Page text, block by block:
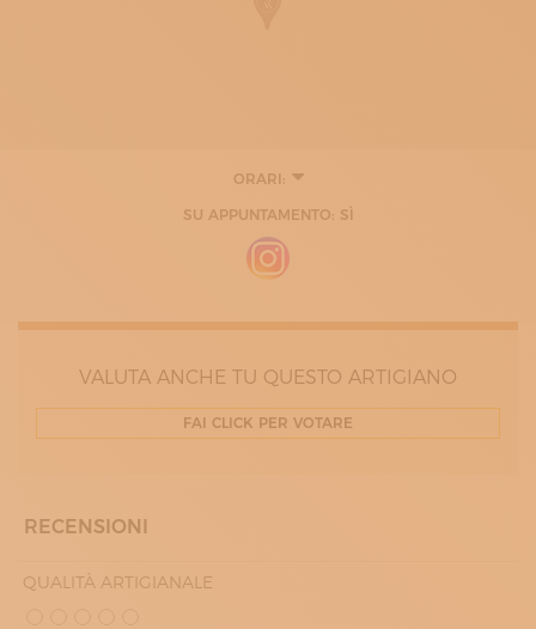
ORARI:
09:00 - 12:00
15:00 - 19:00
MARTEDÌ
09:00 - 12:00
MERCOLEDÌ
GIOVEDÌ
15:00 - 19:00
VENERDÌ
SU APPUNTAMENTO: SÌ
VALUTA ANCHE TU QUESTO ARTIGIANO
FAI CLICK PER VOTARE
RECENSIONI
QUALITÀ ARTIGIANALE